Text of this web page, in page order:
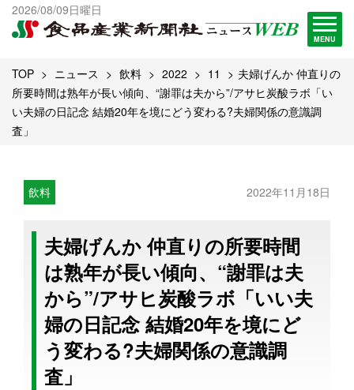
2026/08/09日曜日
MENU
出版物一覧へ
試読・購読申し込み
TOP ニュース 飲料 2022 11
夫婦げんか 仲直りの
所要時間は熟年が長い傾向、“謝罪は夫から”/アサヒ炭酸ラボ「い
い夫婦の日記念 結婚20年を境にどう変わる?夫婦関係の意識調
査」
飲料 2022年11月18日
夫婦げんか 仲直りの所要時間
は熟年が長い傾向、“謝罪は夫
から”/アサヒ炭酸ラボ「いい夫
婦の日記念 結婚20年を境にど
う変わる?夫婦関係の意識調
査」